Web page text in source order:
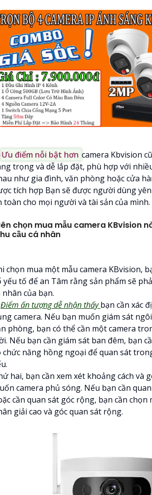
Ưu điểm nỗi bật hơn camera Kbvision
trọng và dễ lắp đặt, phù hợp với
như gia đình, văn phòng hoặc cửa
tích hợp Bạn sẽ được người dùng
toàn cho mọi người và tài sản của mình.
chọn mua mẫu camera KBvision
cầu cá nhân
chọn mua một mẫu camera KBvision,
yếu tố để an Tâm rằng sản phẩm sẽ
nhân của bạn.
Điểm ấn tượng dễ nhận thấybạn cần xác
camera. Nếu bạn muốn giám sát
phòng, bạn có thể cần một camera
Nếu bạn cần giám sát ban đêm, bạn
chức năng hồng ngoại để quan sát
hai, bạn cần xem xét khoảng cách và
camera phủ sóng. Nếu bạn cần
cần quan sát góc rộng, bạn cần chọn
giải cao và góc quan sát rộng.